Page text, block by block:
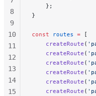
    };
}
const routes = [
    createRoute
(
    createRoute
(
    createRoute
(
    createRoute
(
    createRoute
(
    createRoute
(
8
9
10
11
12
13
14
15